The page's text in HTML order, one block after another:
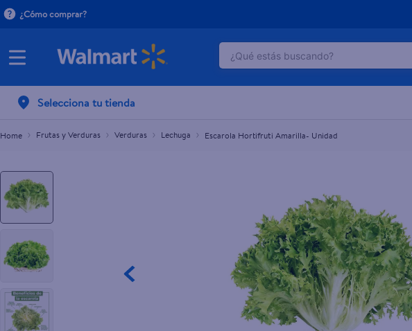
¿Cómo comprar?
¿Qué estás buscando?
Selecciona tu tienda
Frutas y Verduras Verduras Lechuga Escarola Hortifruti Amarilla- Unidad
Escarola Hortifruti Amarilla- Unidad
L.20.00
TÉRMINOS MÁS BUSCADOS
2.
herbal essences
gillette venus
6.
dove
7.
pañales
8.
aceite
9.
goodyear
10. pollo norteño